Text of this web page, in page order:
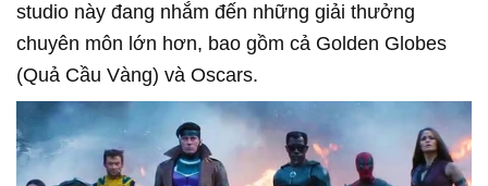
studio này đang nhắm đến những giải thưởng
chuyên môn lớn hơn, bao gồm cả Golden Globes
(Quả Cầu Vàng) và Oscars.